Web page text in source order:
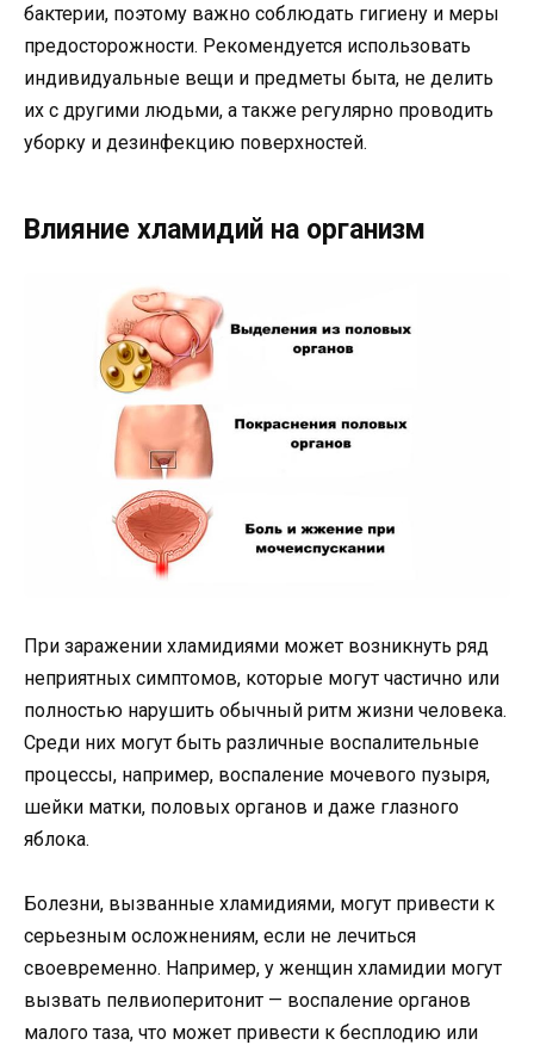
бактерии, поэтому важно соблюдать гигиену и меры
предосторожности. Рекомендуется использовать
индивидуальные вещи и предметы быта, не делить
их с другими людьми, а также регулярно проводить
уборку и дезинфекцию поверхностей.
Влияние хламидий на организм
При заражении хламидиями может возникнуть ряд
неприятных симптомов, которые могут частично или
полностью нарушить обычный ритм жизни человека.
Среди них могут быть различные воспалительные
процессы, например, воспаление мочевого пузыря,
шейки матки, половых органов и даже глазного
яблока.
Болезни, вызванные хламидиями, могут привести к
серьезным осложнениям, если не лечиться
своевременно. Например, у женщин хламидии могут
вызвать пелвиоперитонит — воспаление органов
малого таза, что может привести к бесплодию или